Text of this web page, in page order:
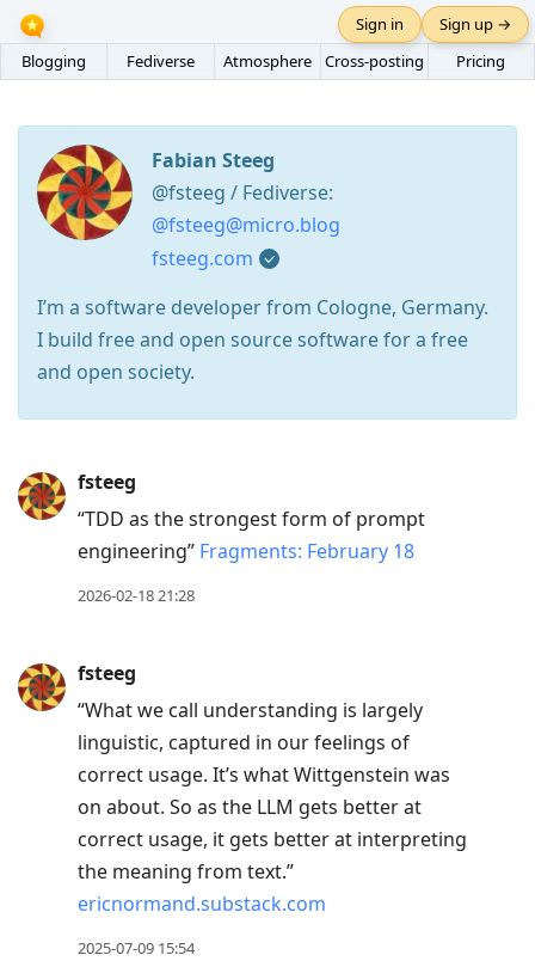
Blogging Fediverse Atmosphere Cross-posting Pricing
Sign in Sign up →
Fabian Steeg
@fsteeg / Fediverse:
@fsteeg@micro.blog
fsteeg.com
I’m a software developer from Cologne, Germany.
I build free and open source software for a free
and open society.
Press
Arrow
next
post,
previous
fsteeg
“TDD as the strongest form of prompt
engineering” Fragments: February 18
2026-02-18 21:28
fsteeg
“What we call understanding is largely
linguistic, captured in our feelings of
correct usage. It’s what Wittgenstein was
on about. So as the LLM gets better at
correct usage, it gets better at interpreting
the meaning from text.”
ericnormand.substack.com
2025-07-09 15:54